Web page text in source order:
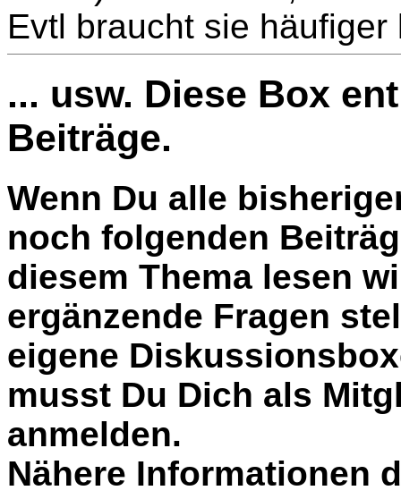
Evtl braucht sie
... usw. Diese Box
Beiträge.
Wenn Du alle
noch folgenden
diesem Thema lesen
ergänzende Fragen
eigene
musst Du Dich als
anmelden.
Nähere Informationen